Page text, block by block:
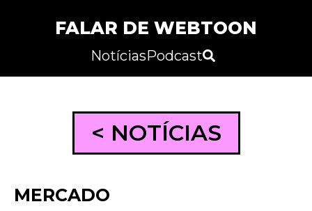
FALAR DE WEBTOON
NotíciasPodcast
< NOTÍCIAS
MERCADO